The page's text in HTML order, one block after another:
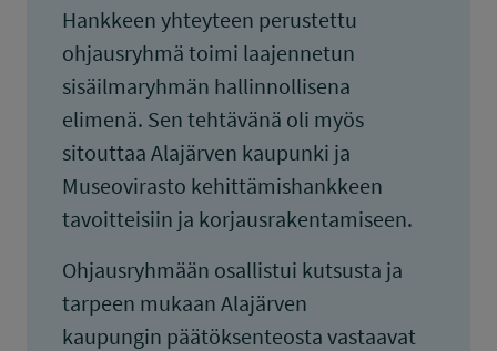
Hankkeen yhteyteen perustettu
ohjausryhmä toimi laajennetun
sisäilmaryhmän hallinnollisena
elimenä. Sen tehtävänä oli myös
sitouttaa Alajärven kaupunki ja
Museovirasto kehittämishankkeen
tavoitteisiin ja korjausrakentamiseen.
Ohjausryhmään osallistui kutsusta ja
tarpeen mukaan Alajärven
kaupungin päätöksenteosta vastaavat